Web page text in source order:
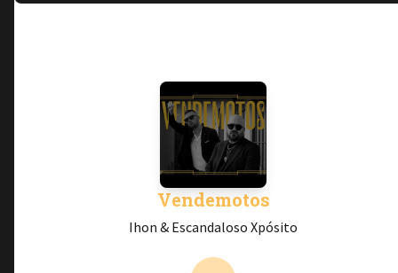
Vendemotos
Ihon & Escandaloso Xpósito